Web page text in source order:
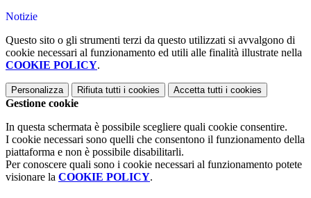
Notizie
Questo sito o gli strumenti terzi da questo utilizzati si avvalgono di
cookie necessari al funzionamento ed utili alle finalità illustrate nella
COOKIE POLICY.
Personalizza Rifiuta tutti i cookies Accetta tutti i cookies
Gestione cookie
In questa schermata è possibile scegliere quali cookie consentire.
I cookie necessari sono quelli che consentono il funzionamento della
piattaforma e non è possibile disabilitarli.
Per conoscere quali sono i cookie necessari al funzionamento potete
visionare la COOKIE POLICY.